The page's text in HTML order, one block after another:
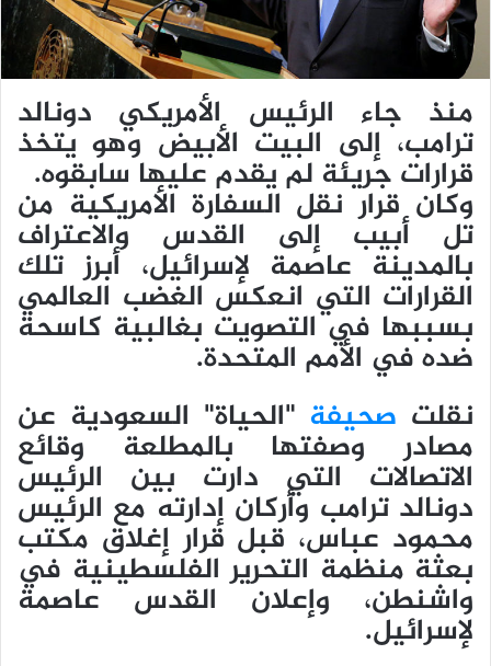
ل
و
ن
ي
ا
منذ جاء الرئيس الأمريكي دونالد
ترامب، إلى البيت الأبيض وهو يتخذ
قرارات جريئة لم يقدم عليها سابقوه.
وكان قرار نقل السفارة الأمريكية من
تل أبيب إلى القدس والاعتراف
بالمدينة عاصمة لإسرائيل، أبرز تلك
القرارات التي انعكس الغضب العالمي
بسببها في التصويت بغالبية كاسحة
ضده في الأمم المتحدة.
نقلت صحيفة "الحياة" السعودية عن
مصادر وصفتها بالمطلعة وقائع
الاتصالات التي دارت بين الرئيس
دونالد ترامب وأركان إدارته مع الرئيس
محمود عباس، قبل قرار إغلاق مكتب
بعثة منظمة التحرير الفلسطينية في
واشنطن، وإعلان القدس عاصمة
لإسرائيل.